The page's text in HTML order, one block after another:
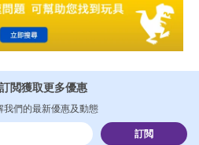
閲獲取更多優惠
我們的最新優惠及動態
訂閲